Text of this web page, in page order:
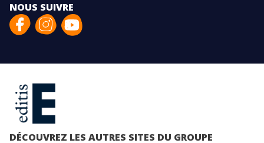
NOUS SUIVRE
DÉCOUVREZ LES AUTRES SITES DU GROUPE